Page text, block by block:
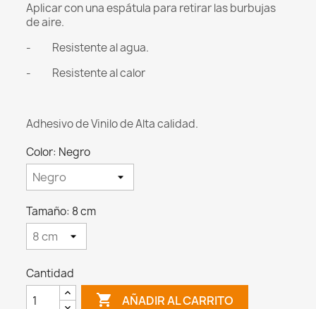
Aplicar con una espátula para retirar las burbujas
de aire.
- Resistente al agua.
- Resistente al calor
Adhesivo de Vinilo de Alta calidad.
Color: Negro
Tamaño: 8 cm
Cantidad
 AÑADIR AL CARRITO